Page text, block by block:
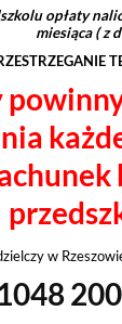
opłaty
miesiąca ( z
w